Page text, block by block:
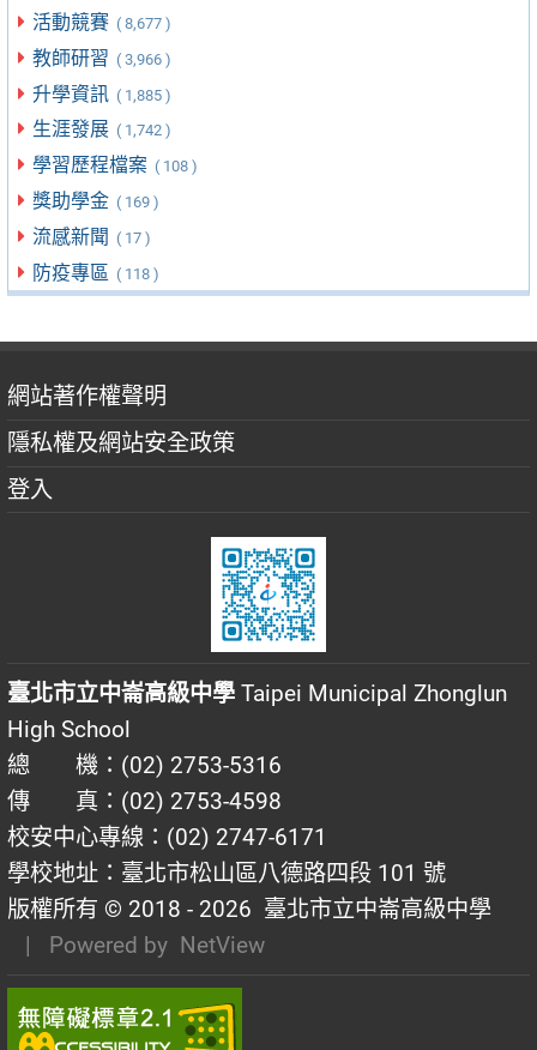
活動競賽 ( 8,677 )
教師研習 ( 3,966 )
升學資訊 ( 1,885 )
生涯發展 ( 1,742 )
學習歷程檔案 ( 108 )
獎助學金 ( 169 )
流感新聞 ( 17 )
防疫專區 ( 118 )
網站著作權聲明
隱私權及網站安全政策
登入
臺北市立中崙高級中學 Taipei Municipal Zhonglun
High School
總 機：(02) 2753-5316
傳 真：(02) 2753-4598
校安中心專線：(02) 2747-6171
學校地址：臺北市松山區八德路四段 101 號
版權所有 © 2018 - 2026 臺北市立中崙高級中學
| Powered by NetView